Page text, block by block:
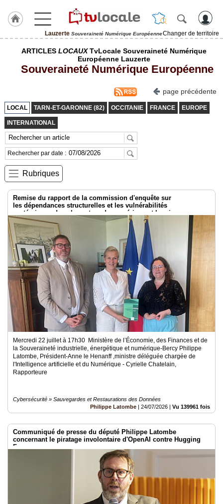
Lauzerte Souveraineté Numérique EuropéenneChanger de territoire
J'adhère
TvLocale
France
Accueil
RUBRIQUES
Gazette
Vidéos
Médias
groupe
Prémium
Inscription
annuaire
pro
éditeur
ARTICLES LOCAUXTvLocale Souveraineté Numérique
Européenne Lauzerte
Souveraineté Numérique Européenne
page précédente
LOCAL TARN-ET-GARONNE (82) OCCITANIE FRANCE EUROPE
INTERNATIONAL
Rechercher par date :
Rubriques
Remise du rapport de la commission d'enquête sur
les dépendances structurelles et les vulnérabilités
systémiques dans le secteur du numérique et les risques pour
l’indépendance de la France
Mercredi 22 juillet à 17h30 Ministère de l’Économie, des Finances et de
la Souveraineté industrielle, énergétique et numérique-Bercy Philippe
Latombe, Président-Anne le Henanff ,ministre déléguée chargée de
l'Intelligence artificielle et du Numérique - Cyrielle Chatelain,
Rapporteure
Cybersécurité » Sauvegardes et Restaurations des Données
Philippe Latombe | 24/07/2026 | Vu 139961 fois
Communiqué de presse du député Philippe Latombe
concernant le piratage involontaire d'OpenAI contre Hugging
Face